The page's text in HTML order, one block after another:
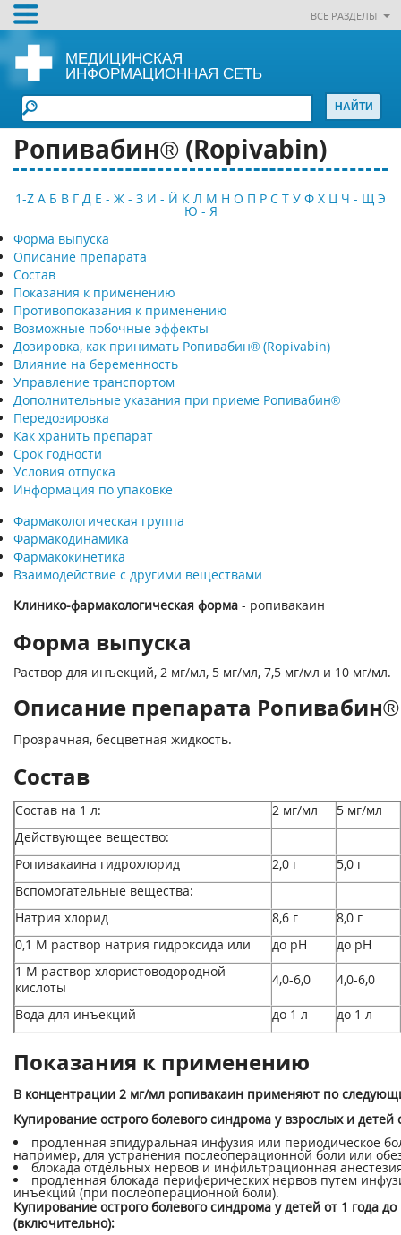
ВСЕ РАЗДЕЛЫ
МЕДИЦИНСКАЯ
ИНФОРМАЦИОННАЯ СЕТЬ
Ропивабин® (Ropivabin)
1-Z А Б В Г Д Е - Ж - З И - Й К Л М Н О П Р С Т У Ф Х Ц Ч - Щ Э
Ю - Я
Форма выпуска
Описание препарата
Состав
Показания к применению
Противопоказания к применению
Возможные побочные эффекты
Дозировка, как принимать Ропивабин® (Ropivabin)
Влияние на беременность
Управление транспортом
Дополнительные указания при приеме Ропивабин®
Передозировка
Как хранить препарат
Срок годности
Условия отпуска
Информация по упаковке
Фармакологическая группа
Фармакодинамика
Фармакокинетика
Взаимодействие с другими веществами
Клинико-фармакологическая форма - ропивакаин
Форма выпуска
Раствор для инъекций, 2 мг/мл, 5 мг/мл, 7,5 мг/мл и 10 мг/мл.
Описание препарата
Прозрачная, бесцветная жидкость.
Состав
Состав на 1 л: 2 мг/мл
5 мг/мл
Действующее вещество:
Ропивакаина гидрохлорид
2,0 г
5,0 г
Вспомогательные вещества:
Натрия хлорид
8,6 г
8,0 г
0,1 М раствор натрия гидроксида или
до pH
до pH
1 М раствор хлористоводородной
кислоты
4,0-6,0 4,0-6,0
Вода для инъекций до 1 л до 1 л
Показания к применению
В концентрации 2 мг/мл ропивакаин применяют по
Купирование острого болевого синдрома у взрослых и детей
продленная эпидуральная инфузия или периодическое
например, для устранения послеоперационной боли или
блокада отдельных нервов и инфильтрационная
продленная блокада периферических нервов путем
инъекций (при послеоперационной боли).
Купирование острого болевого синдрома у детей от 1 года до
(включительно):